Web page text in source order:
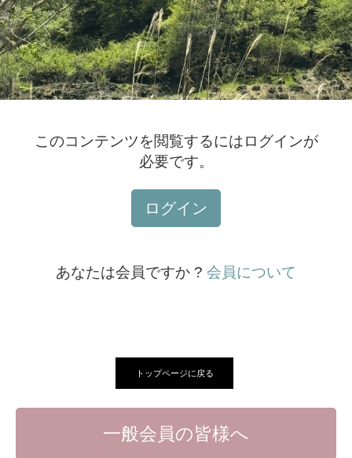
このコンテンツを閲覧するにはログインが
必要です。
ログイン
あなたは会員ですか ? 会員について
トップページに戻る
一般会員の皆様へ